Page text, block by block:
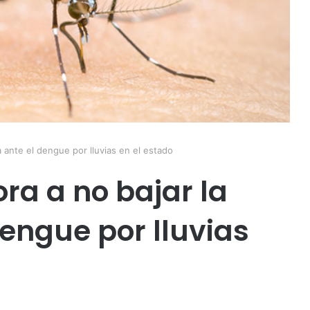
ante el dengue por lluvias en el estado
a no bajar la
por lluvias